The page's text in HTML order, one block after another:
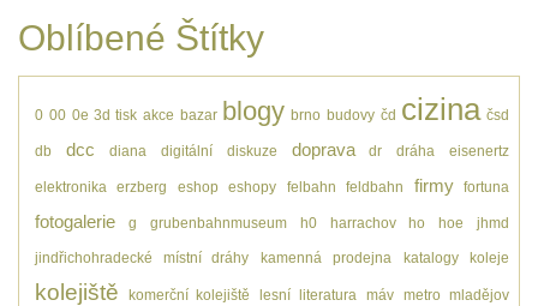
Oblíbené Štítky
0 00 0e 3d tisk akce bazar blogy brno budovy čd cizina čsd
db dcc diana digitální diskuze doprava dr dráha eisenertz
elektronika erzberg eshop eshopy felbahn feldbahn firmy fortuna
fotogalerie g grubenbahnmuseum h0 harrachov ho hoe jhmd
jindřichohradecké místní dráhy kamenná prodejna katalogy koleje
kolejiště komerční kolejiště lesní literatura máv metro mladějov